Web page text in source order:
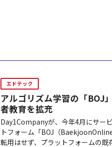
エドテック
アルゴリズム学習の「BOJ
者教育を拡充
Day1Companyが、今年4月にサー
トフォーム「BOJ（
転用はせず、プラットフォームの